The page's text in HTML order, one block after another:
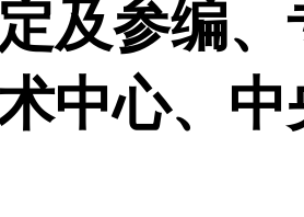
及参编
中心、